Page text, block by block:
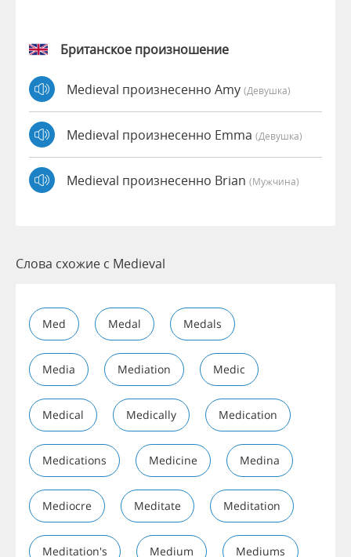
Британское произношение
Medieval произнесенно Amy (девушка)
Medieval произнесенно Emma (девушка)
Medieval произнесенно Brian (мужчина)
Слова схожие с Medieval
Med Medal Medals
Media Mediation Medic
Medical Medically Medication
Medications Medicine Medina
Mediocre Meditate Meditation
Meditation's Medium Mediums